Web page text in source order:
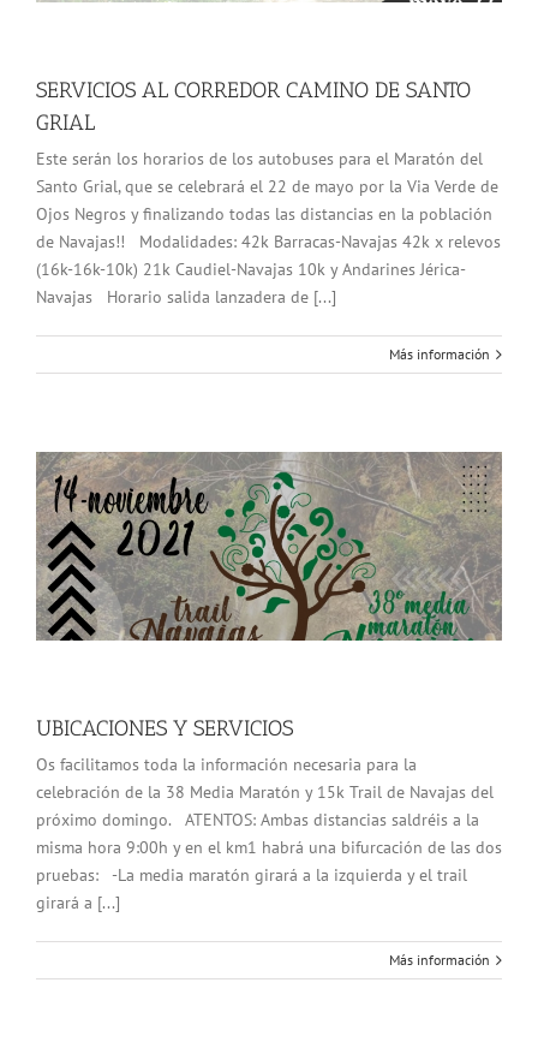
SERVICIOS AL CORREDOR CAMINO DE SANTO
GRIAL
Este serán los horarios de los autobuses para el Maratón del
Santo Grial, que se celebrará el 22 de mayo por la Via Verde de
Ojos Negros y finalizando todas las distancias en la población
de Navajas!! Modalidades: 42k Barracas-Navajas 42k x relevos
(16k-16k-10k) 21k Caudiel-Navajas 10k y Andarines Jérica-
Navajas Horario salida lanzadera de [...]
Más información
UBICACIONES Y SERVICIOS
Os facilitamos toda la información necesaria para la
celebración de la 38 Media Maratón y 15k Trail de Navajas del
próximo domingo. ATENTOS: Ambas distancias saldréis a la
misma hora 9:00h y en el km1 habrá una bifurcación de las dos
pruebas: -La media maratón girará a la izquierda y el trail
girará a [...]
Más información